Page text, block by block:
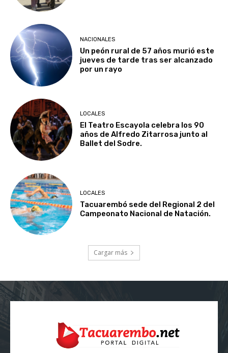
NACIONALES
Un peón rural de 57 años murió este
jueves de tarde tras ser alcanzado
por un rayo
LOCALES
El Teatro Escayola celebra los 90
años de Alfredo Zitarrosa junto al
Ballet del Sodre.
LOCALES
Tacuarembó sede del Regional 2 del
Campeonato Nacional de Natación.
Cargar más